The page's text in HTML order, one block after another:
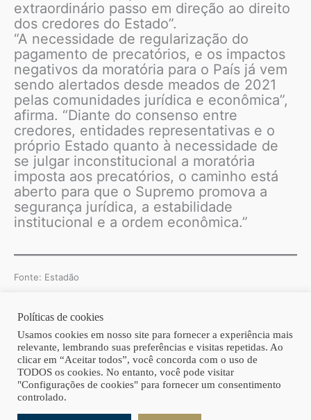
extraordinário passo em direção ao direito
dos credores do Estado”.
“A necessidade de regularização do
pagamento de precatórios, e os impactos
negativos da moratória para o País já vem
sendo alertados desde meados de 2021
pelas comunidades jurídica e econômica”,
afirma. “Diante do consenso entre
credores, entidades representativas e o
próprio Estado quanto à necessidade de
se julgar inconstitucional a moratória
imposta aos precatórios, o caminho está
aberto para que o Supremo promova a
segurança jurídica, a estabilidade
institucional e a ordem econômica.”
Fonte: Estadão
Copyright © 2026 | Homero Costa Advogados
Políticas de cookies
Usamos cookies em nosso site para fornecer a experiência mais
relevante, lembrando suas preferências e visitas repetidas. Ao
clicar em “Aceitar todos”, você concorda com o uso de
TODOS os cookies. No entanto, você pode visitar
"Configurações de cookies" para fornecer um consentimento
controlado.